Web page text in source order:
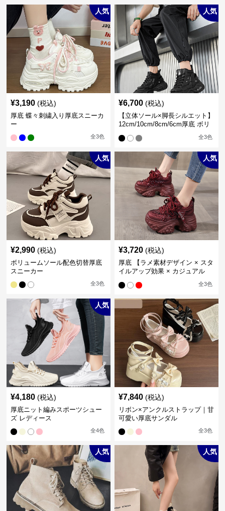
人気
¥3,190 (税込)
厚底 蝶々刺繍入り厚底スニーカ
ー
全3色
人気
¥6,700 (税込)
【立体ソール×脚長シルエット】
12cm/10cm/8cm/6cm厚底 ボリ
ュームソール立体設計ハイカッ
トスニーカー｜スニーカー・ハ
イカット
全3色
人気
¥2,990 (税込)
ボリュームソール配色切替厚底
スニーカー
全3色
人気
¥3,720 (税込)
厚底 【ラメ素材デザイン × スタ
イルアップ効果 × カジュアル
系】厚底デザインスニーカー
全3色
人気
¥4,180 (税込)
厚底ニット編みスポーツシュー
ズ レディース
全4色
¥7,840 (税込)
リボン×アンクルストラップ｜甘
可愛い厚底サンダル
全3色
人気 人気